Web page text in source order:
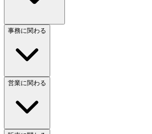
事務に関わる
営業に関わる